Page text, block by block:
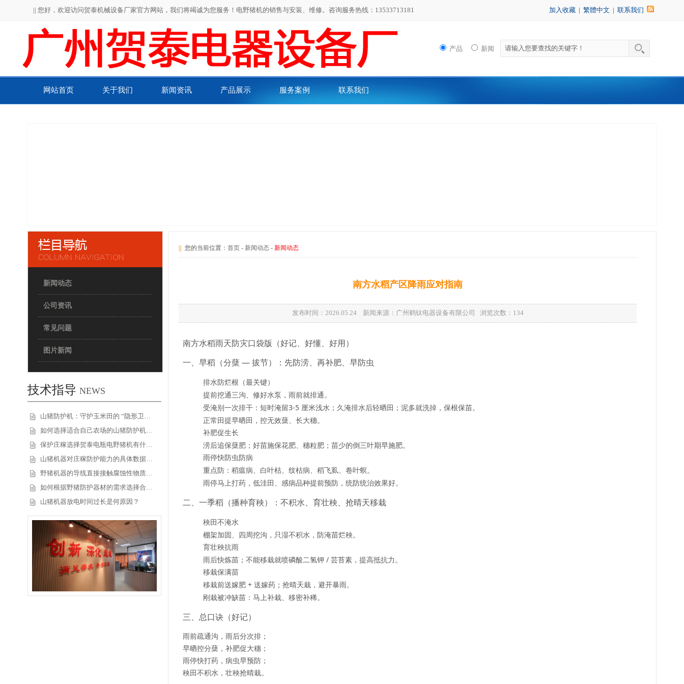
|| 您好，欢迎访问贺泰机械设备厂家官方网站，我们将竭诚为您服务！电野猪机的销售与安装、维修。咨询服务热线：13533713181 加入收藏 | 繁體中文 | 联系我们
产品 新闻
网站首页 关于我们 新闻资讯 产品展示 服务案例 联系我们
新闻动态
公司资讯
常见问题
图片新闻
技术指导 NEWS
山猪防护机：守护玉米田的 “隐形卫…
如何选择适合自己农场的山猪防护机…
保护庄稼选择贺泰电瓶电野猪机有什…
山猪机器对庄稼防护能力的具体数据…
野猪机器的导线直接接触腐蚀性物质…
如何根据野猪防护器材的需求选择合…
山猪机器放电时间过长是何原因？
您的当前位置： 首页 - 新闻动态 - 新闻动态
南方水稻产区降雨应对指南
发布时间：2026.05.24 新闻来源：广州鹤钛电器设备有限公司 浏览次数： 134
南方水稻雨天防灾口袋版 （好记、好懂、好用）
一、早稻（分蘖 — 拔节）： 先防涝、再补肥、早防虫
排水防烂根（最关键）
提前挖通三沟、修好水泵，雨前就排通。
受淹别一次排干：短时淹留3-5 厘米浅水 ；久淹排水后轻晒田 ；泥多就洗掉，保根保苗。
正常田提早晒田 ，控无效蘖、长大穗。
补肥促生长
涝后追保蘖肥 ；好苗施保花肥、穗粒肥 ；苗少的倒三叶期早施肥。
雨停快防虫防病
重点防：稻瘟病、白叶枯、纹枯病、稻飞虱、卷叶螟。
雨停马上打药，低洼田、感病品种提前预防 ，统防统治效果好。
二、一季稻（播种育秧）： 不积水、育壮秧、抢晴天移栽
秧田不淹水
棚架加固、四周挖沟， 只湿不积水 ，防淹苗烂秧。
育壮秧抗雨
雨后快炼苗 ；不能移栽就喷磷酸二氢钾 / 芸苔素 ，提高抵抗力。
移栽保满苗
移栽前送嫁肥 + 送嫁药 ；抢晴天栽，避开暴雨。
刚栽被冲缺苗： 马上补栽、移密补稀。
三、总口诀（好记）
雨前疏通沟，雨后分次排；
早晒控分蘖，补肥促大穗；
雨停快打药，病虫早预防；
秧田不积水，壮秧抢晴栽。